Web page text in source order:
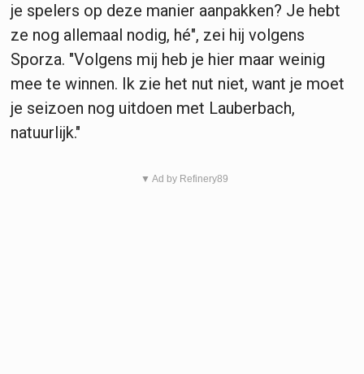
je spelers op deze manier aanpakken? Je hebt
ze nog allemaal nodig, hé", zei hij volgens
Sporza. "Volgens mij heb je hier maar weinig
mee te winnen. Ik zie het nut niet, want je moet
je seizoen nog uitdoen met Lauberbach,
natuurlijk."
▼ Ad by Refinery89